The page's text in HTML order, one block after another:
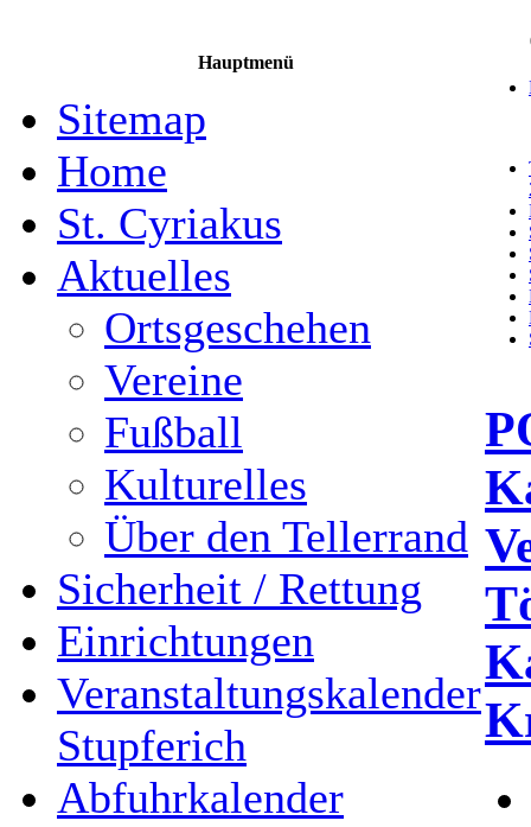
Hauptmenü
Sitemap
Home
St. Cyriakus
Aktuelles
Ortsgeschehen
Vereine
Fußball
Kulturelles
Über den Tellerrand
Sicherheit / Rettung
Einrichtungen
Veranstaltungskalender
Stupferich
Abfuhrkalender